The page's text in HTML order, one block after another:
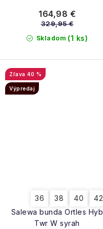
Skladom (1 ks)
164,98 €
329,95 €
Salewa bunda Ortles Hyb
Twr W syrah
40 %
Výpredaj
36 38 40 42